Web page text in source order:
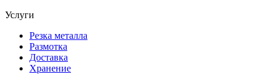
Услуги
Резка металла
Размотка
Доставка
Хранение